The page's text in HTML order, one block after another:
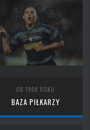
OD 1908 ROKU
BAZA PIŁKARZY